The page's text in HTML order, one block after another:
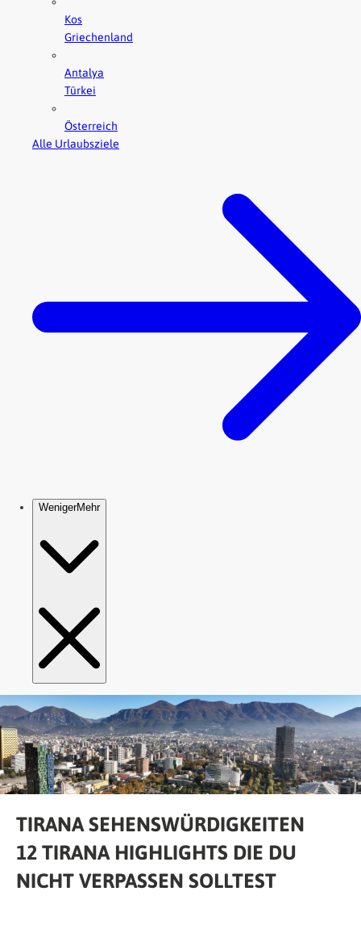
TIRANA SEHENSWÜRDIGKEITEN
12 TIRANA HIGHLIGHTS DIE DU
NICHT VERPASSEN SOLLTEST